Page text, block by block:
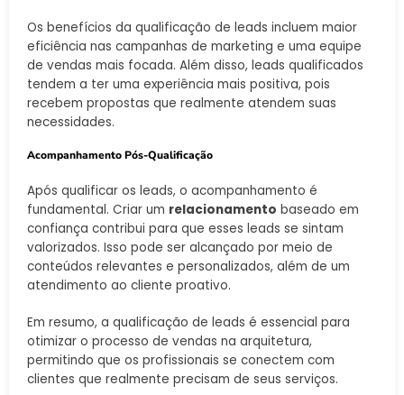
Os benefícios da qualificação de leads incluem maior
eficiência nas campanhas de marketing e uma equipe
de vendas mais focada. Além disso, leads qualificados
tendem a ter uma experiência mais positiva, pois
recebem propostas que realmente atendem suas
necessidades.
Acompanhamento Pós-Qualificação
Após qualificar os leads, o acompanhamento é
fundamental. Criar um relacionamento baseado em
confiança contribui para que esses leads se sintam
valorizados. Isso pode ser alcançado por meio de
conteúdos relevantes e personalizados, além de um
atendimento ao cliente proativo.
Em resumo, a qualificação de leads é essencial para
otimizar o processo de vendas na arquitetura,
permitindo que os profissionais se conectem com
clientes que realmente precisam de seus serviços.